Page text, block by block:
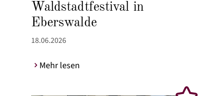
Waldstadtfestival in
Eberswalde
18.06.2026
Mehr lesen